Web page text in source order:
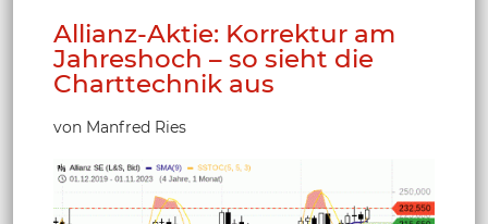
Allianz-Aktie: Korrektur am
Jahreshoch – so sieht die
Charttechnik aus
von Manfred Ries